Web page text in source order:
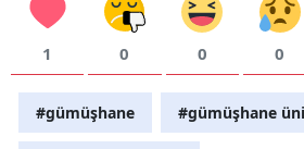
1 0 0 0
#gümüşhane #gümüşhane